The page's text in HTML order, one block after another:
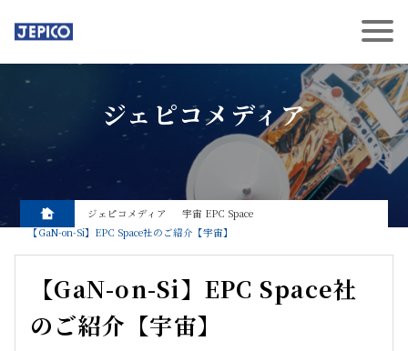
ジェピコメディア
ジェピコメディア 宇宙 EPC Space
【GaN-on-Si】EPC Space社のご紹介【宇宙】
【GaN-on-Si】EPC Space社
のご紹介【宇宙】